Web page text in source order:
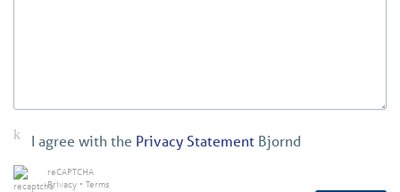
I agree with the Privacy Statement Bjornd
reCAPTCHA
Privacy • Terms